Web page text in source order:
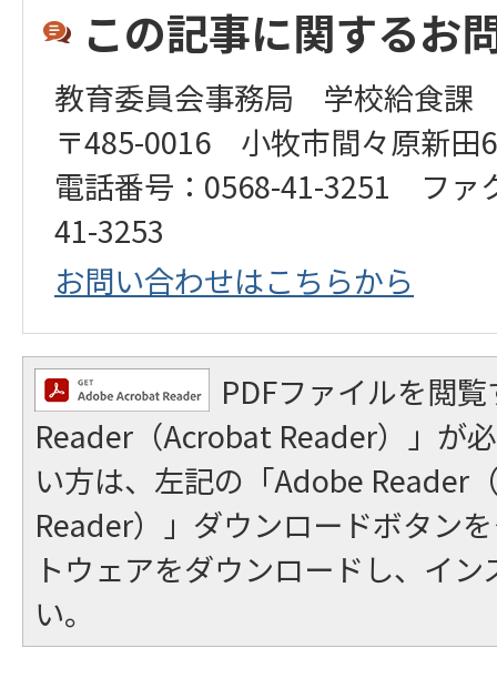
この記事に関するお
教育委員会事務局 学校給食
〒485-0016 小牧市間々原新田
電話番号：0568-41-3251 ファ
41-3253
お問い合わせはこちらから
PDFファイルを閲
Reader（Acrobat Reader）」が
い方は、左記の「Adobe Reader
Reader）」ダウンロードボタン
トウェアをダウンロードし、イ
い。